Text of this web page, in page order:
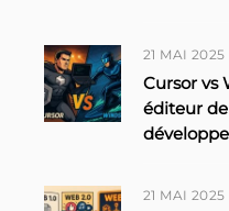
21 MAI 2025
Cursor vs
éditeur
21 MAI 2025